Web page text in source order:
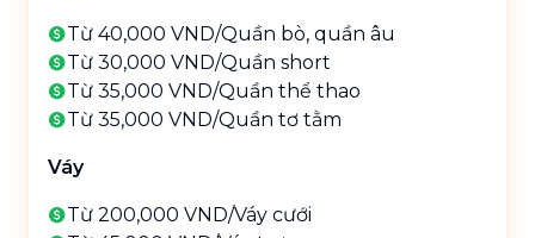
Từ 40,000 VND/Quần bò, quần âu
Từ 30,000 VND/Quần short
Từ 35,000 VND/Quần thể thao
Từ 35,000 VND/Quần tơ tằm
Váy
Từ 200,000 VND/Váy cưới